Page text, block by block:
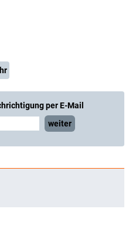
per E-Mail
weiter